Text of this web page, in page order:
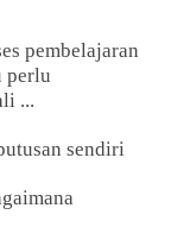
pembelajaran
perlu
...
sendiri